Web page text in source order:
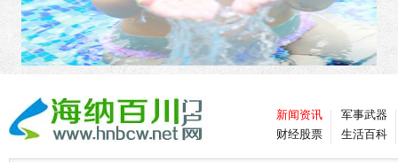
新闻资讯
财经股票
军事武器
生活百科